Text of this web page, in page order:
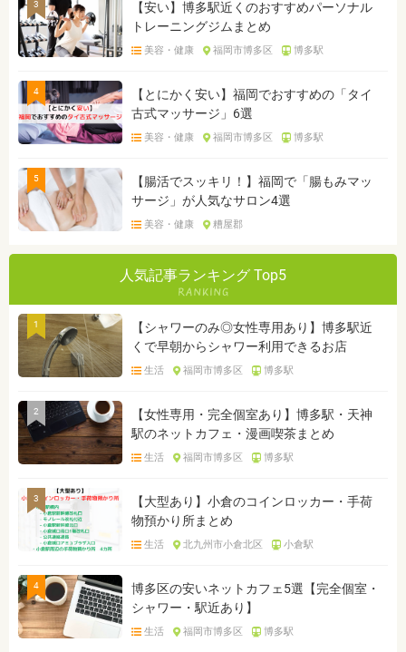
3
【安い】博多駅近くのおすすめパーソナル
トレーニングジムまとめ
美容・健康 福岡市博多区 博多駅
4
【とにかく安い】福岡でおすすめの「タイ
古式マッサージ」6選
美容・健康 福岡市博多区 博多駅
5
【腸活でスッキリ！】福岡で「腸もみマッ
サージ」が人気なサロン4選
美容・健康 糟屋郡
人気記事ランキング Top5
1
【シャワーのみ◎女性専用あり】博多駅近
くで早朝からシャワー利用できるお店
生活 福岡市博多区 博多駅
2
【女性専用・完全個室あり】博多駅・天神
駅のネットカフェ・漫画喫茶まとめ
生活 福岡市博多区 博多駅
3
【大型あり】小倉のコインロッカー・手荷
物預かり所まとめ
生活 北九州市小倉北区 小倉駅
4
博多区の安いネットカフェ5選【完全個室・
シャワー・駅近あり】
生活 福岡市博多区 博多駅